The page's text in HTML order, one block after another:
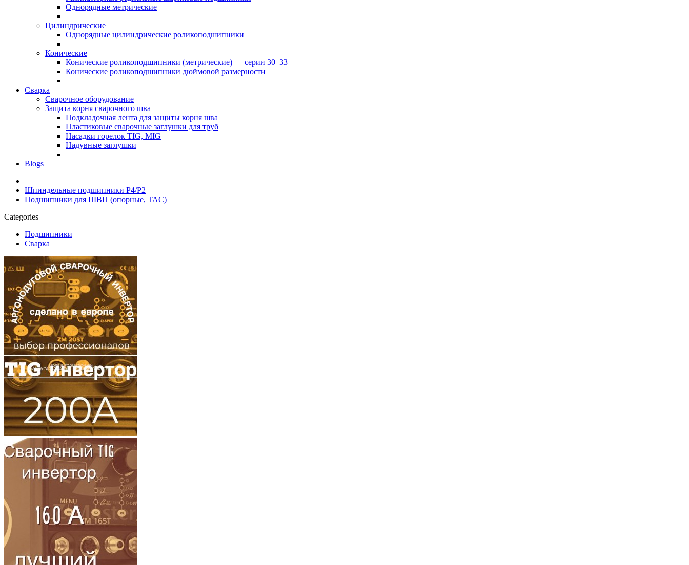
Однорядные метрические
Цилиндрические
Однорядные цилиндрические роликоподшипники
Конические
Конические роликоподшипники (метрические) — серии 30–33
Конические роликоподшипники дюймовой размерности
Сварка
Сварочное оборудование
Защита корня сварочного шва
Подкладочная лента для защиты корня шва
Пластиковые сварочные заглушки для труб
Насадки горелок TIG, MIG
Надувные заглушки
Blogs
Шпиндельные подшипники P4/P2
Подшипники для ШВП (опорные, TAC)
Categories
Подшипники
Сварка